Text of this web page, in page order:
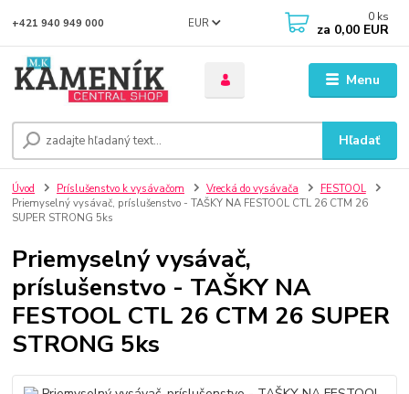
Menu
EUR
Hľadať
+421 940 949 000 0 ks
za 0,00 EUR
Úvod Príslušenstvo k vysávačom Vrecká do vysávača
FESTOOL
Priemyselný vysávač, príslušenstvo - TAŠKY NA FESTOOL CTL 26 CTM 26
SUPER STRONG 5ks
Priemyselný vysávač,
príslušenstvo - TAŠKY NA
FESTOOL CTL 26 CTM 26 SUPER
STRONG 5ks